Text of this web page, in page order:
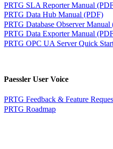
PRTG SLA Reporter Manual
PRTG Data Hub Manual (PDF)
PRTG Database Observer Manual
PRTG Data Exporter Manual
PRTG OPC UA Server Quick
Paessler User Voice
PRTG Feedback & Feature
PRTG Roadmap